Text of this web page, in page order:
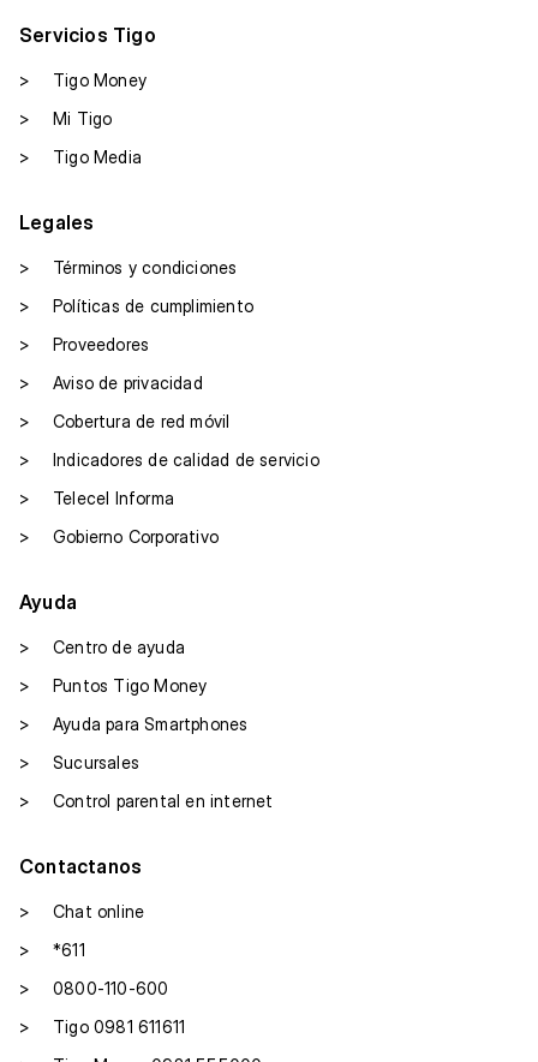
Servicios Tigo
>
Tigo Money
>
Mi Tigo
>
Tigo Media
Legales
>
Términos y condiciones
>
Políticas de cumplimiento
>
Proveedores
>
Aviso de privacidad
>
Cobertura de red móvil
>
Indicadores de calidad de servicio
>
Telecel Informa
>
Gobierno Corporativo
Ayuda
>
Centro de ayuda
>
Puntos Tigo Money
>
Ayuda para Smartphones
>
Sucursales
>
Control parental en internet
Contactanos
>
Chat online
>
*611
>
0800-110-600
>
Tigo 0981 611611